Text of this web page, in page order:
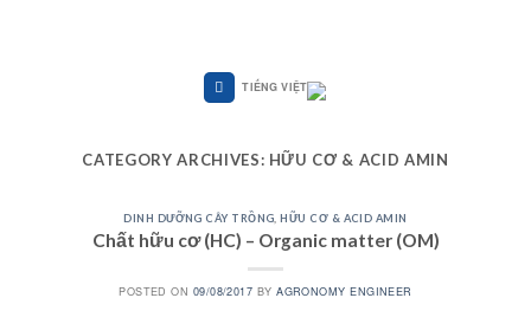
TIẾNG VIỆT
CATEGORY ARCHIVES: HỮU CƠ & ACID AMIN
DINH DƯỠNG CÂY TRỒNG ,HỮU CƠ & ACID AMIN
Chất hữu cơ (HC) – Organic matter (OM)
POSTED ON 09/08/2017 BYAGRONOMY ENGINEER